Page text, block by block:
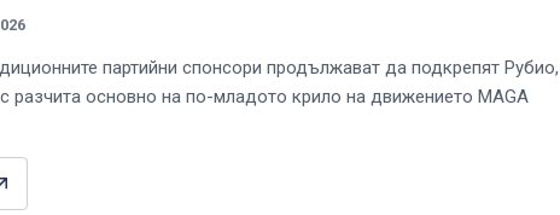
партийни спонсори продължават да подкрепят Рубио,
разчита основно на по-младото крило на движението MAGA